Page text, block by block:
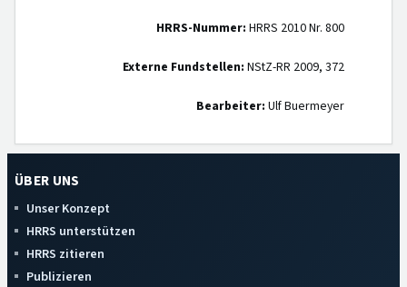
HRRS-Nummer: HRRS 2010 Nr. 800
Externe Fundstellen: NStZ-RR 2009, 372
Bearbeiter: Ulf Buermeyer
ÜBER UNS
Unser Konzept
HRRS unterstützen
HRRS zitieren
Publizieren